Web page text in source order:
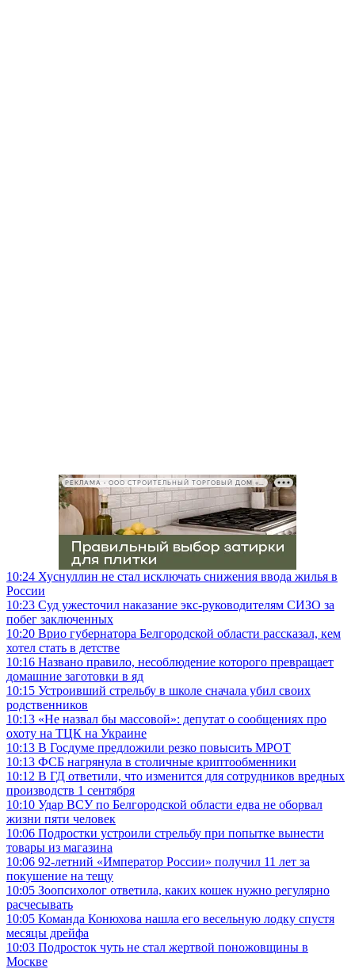
10:24 Хуснуллин не стал исключать снижения ввода жилья в
России
10:23 Суд ужесточил наказание экс-руководителям СИЗО за
побег заключенных
10:20 Врио губернатора Белгородской области рассказал, кем
хотел стать в детстве
10:16 Названо правило, несоблюдение которого превращает
домашние заготовки в яд
10:15 Устроивший стрельбу в школе сначала убил своих
родственников
10:13 «Не назвал бы массовой»: депутат о сообщениях про
охоту на ТЦК на Украине
10:13 В Госдуме предложили резко повысить МРОТ
10:13 ФСБ нагрянула в столичные криптообменники
10:12 В ГД ответили, что изменится для сотрудников вредных
производств 1 сентября
10:10 Удар ВСУ по Белгородской области едва не оборвал
жизни пяти человек
10:06 Подростки устроили стрельбу при попытке вынести
товары из магазина
10:06 92-летний «Император России» получил 11 лет за
покушение на тещу
10:05 Зоопсихолог ответила, каких кошек нужно регулярно
расчесывать
10:05 Команда Конюхова нашла его весельную лодку спустя
месяцы дрейфа
10:03 Подросток чуть не стал жертвой поножовщины в
Москве